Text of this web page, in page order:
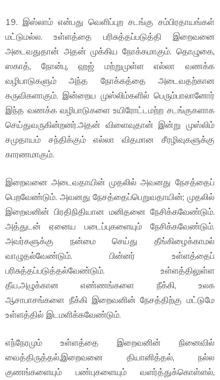
19. இஸ்லாம் என்பது வெளிப்புற சடங்கு சம்பிரதாயங்கள்
மட்டுமல்ல. உள்ளத்தை பரிசுத்தப்படுத்தி இறைவனை
அடைவதுதான் அதன் முக்கிய நோக்கமாகும். தொழுகை,
ஸகாத், நோன்பு, ஹஜ் மற்றுமுள்ள எல்லா வணக்க
வழிபாடுகளும் அந்த நோக்கத்தை அடைவதற்கான
கருவிகளாகும். இன்றைய முஸ்லிம்களில் பெரும்பாலானோர்
இந்த வணக்க வழிபாடுகளை உயிரோட்டமற்ற சடங்குகளாக
செய்துவருகின்றனர்.அதன் விளைவுதான் இன்று முஸ்லிம்
சமுதாயம் சந்திக்கும் எல்லா விதமான சீரழிவுகளுக்கு
காரணமாகும்.
இறைவனை அடைவதாயின் முதலில் அவனது நேசத்தைப்
பெறவேண்டும். அவனது நேசத்தைப்பெறுவதாயின்; முதலில்
இறைவனின் பிரதிநிதியான மனிதனை நேசிக்கவேண்டும்.
அத்துடன் ஏனைய படைப்புகளையும் நேசிக்கவேண்டும்.
அவர்களுக்கு நன்மை செய்து தீங்கிழைக்காமல்
வாழுதல்வேண்டும். பின்னர் உள்ளத்தைப்
பரிசுத்தப்படுத்தல்வேண்டும். உள்ளத்திலுள்ள
தீய,அழுக்கான எண்ணங்களை நீக்கி, உலக
ஆசாபாசங்களை நீக்கி இறைவனின் நேசத்திற்கு மட்டுமே
உள்ளத்தில் இடமளிக்கவேண்டும்.
எந்நேரமும் உள்ளத்தை இறைவனின் நினைவில்
வைத்திருத்தல்,இறைவனை தியானித்தல், நல்ல
குணங்களையும் பண்புகளையும் வளர்த்துக்கொள்ளல்,